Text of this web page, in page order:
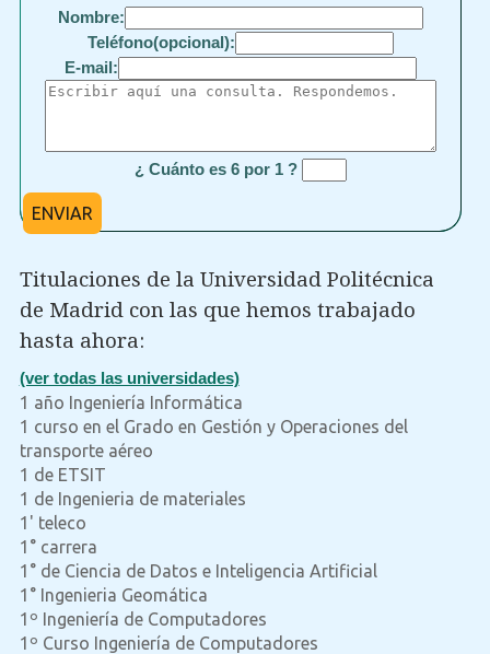
Nombre:
Teléfono(opcional):
E-mail:
¿ Cuánto es 6 por 1 ?
ENVIAR
Titulaciones de la Universidad Politécnica
de Madrid con las que hemos trabajado
hasta ahora:
(ver todas las universidades)
1 año Ingeniería Informática
1 curso en el Grado en Gestión y Operaciones del
transporte aéreo
1 de ETSIT
1 de Ingenieria de materiales
1' teleco
1° carrera
1° de Ciencia de Datos e Inteligencia Artificial
1° Ingenieria Geomática
1º Ingeniería de Computadores
1º Curso Ingeniería de Computadores